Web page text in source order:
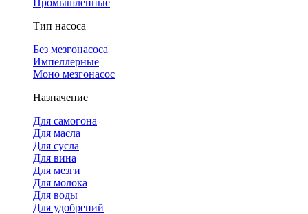
Промышленные
Тип насоса
Без мезгонасоса
Импеллерные
Моно мезгонасос
Назначение
Для самогона
Для масла
Для сусла
Для вина
Для мезги
Для молока
Для воды
Для удобрений